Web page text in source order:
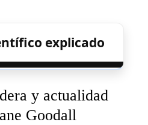
explicado
y actualidad
Goodall